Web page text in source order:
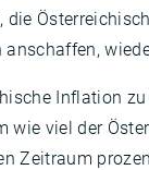
die
Inflation
wie viel der
Zeitraum